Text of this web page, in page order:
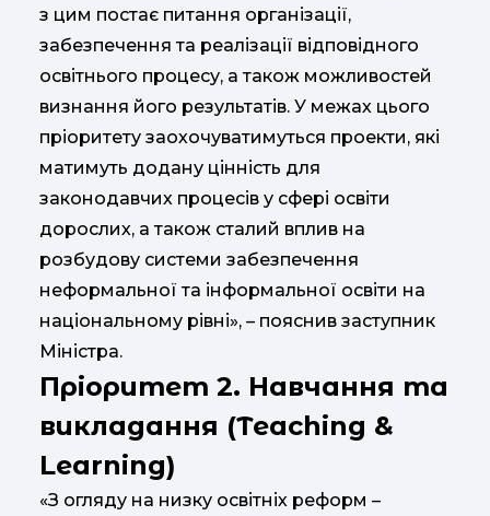
з цим постає питання організації,
забезпечення та реалізації відповідного
освітнього процесу, а також можливостей
визнання його результатів. У межах цього
пріоритету заохочуватимуться проекти, які
матимуть додану цінність для
законодавчих процесів у сфері освіти
дорослих, а також сталий вплив на
розбудову системи забезпечення
неформальної та інформальної освіти на
національному рівні», – пояснив заступник
Міністра.
Пріоритет 2. Навчання та
викладання (Teaching &
Learning)
«З огляду на низку освітніх реформ –